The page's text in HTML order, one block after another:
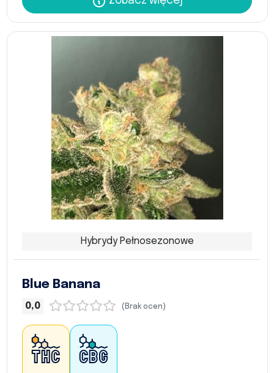
Hybrydy Pełnosezonowe
Blue Banana
0,0 (Brak ocen)